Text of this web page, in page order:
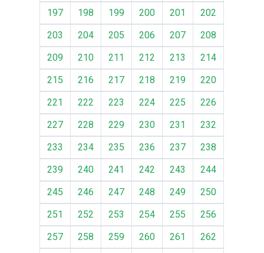
197
198 199 200 201
202
203
204 205 206 207
208
209
210 211 212 213
214
215
216 217 218 219
220
221
222 223 224 225
226
227
228 229 230 231
232
233
234 235 236 237
238
239
240 241 242 243
244
245
246 247 248 249
250
251
252 253 254 255
256
257
258 259 260 261
262